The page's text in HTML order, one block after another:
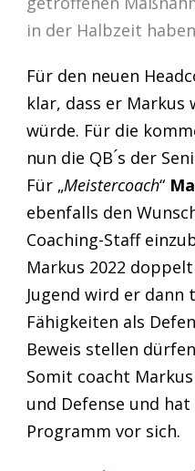
in der Halbzeit
Für den neuen
klar, dass er
würde. Für die
nun die QB ́s der
Für „Meistercoach“
ebenfalls den
Coaching-Staff
Markus 2022
Jugend wird er dann
Fähigkeiten als
Beweis stellen
Somit coacht
und Defense und
Programm vor sich.